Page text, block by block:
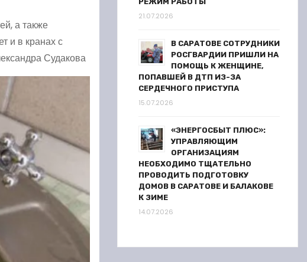
а также
и в кранах с
Судакова
21.07.2026
В САРАТОВЕ СОТРУДНИКИ
РОСГВАРДИИ ПРИШЛИ НА
ПОМОЩЬ К ЖЕНЩИНЕ,
ПОПАВШЕЙ В ДТП ИЗ-ЗА
СЕРДЕЧНОГО ПРИСТУПА
15.07.2026
«ЭНЕРГОСБЫТ ПЛЮС»:
УПРАВЛЯЮЩИМ
ОРГАНИЗАЦИЯМ
НЕОБХОДИМО ТЩАТЕЛЬНО
ПРОВОДИТЬ ПОДГОТОВКУ
ДОМОВ В САРАТОВЕ И БАЛАКОВЕ
К ЗИМЕ
14.07.2026